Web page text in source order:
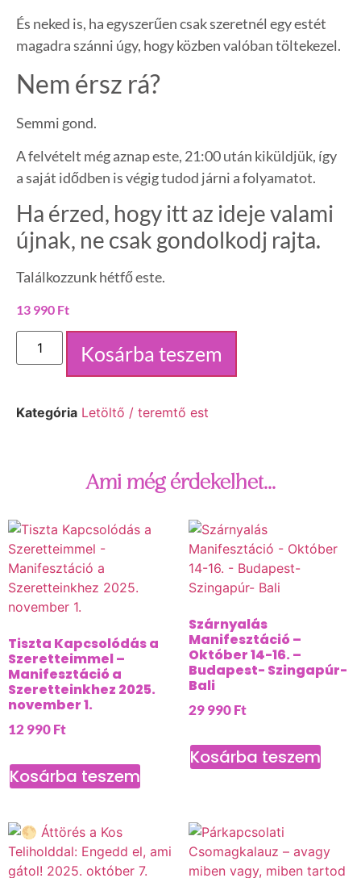
És neked is, ha egyszerűen csak szeretnél egy estét
magadra szánni úgy, hogy közben valóban töltekezel.
Nem érsz rá?
Semmi gond.
A felvételt még aznap este, 21:00 után kiküldjük, így
a saját idődben is végig tudod járni a folyamatot.
Ha érzed, hogy itt az ideje valami
újnak, ne csak gondolkodj rajta.
Találkozzunk hétfő este.
13 990 Ft
Kosárba teszem
Kategória Letöltő / teremtő est
Ami még érdekelhet...
Tiszta Kapcsolódás a
Szeretteimmel –
Manifesztáció a
Szeretteinkhez 2025.
november 1.
12 990Ft
Kosárba teszem
Szárnyalás
Manifesztáció –
Október 14-16. –
Budapest- Szingapúr-
Bali
29 990Ft
Kosárba teszem